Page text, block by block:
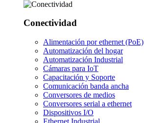
Conectividad
Alimentación por ethernet (PoE)
Automatización del hogar
Automatización Industrial
Cámaras para IoT
Capacitación y Soporte
Comunicación banda ancha
Conversores de medios
Conversores serial a ethernet
Dispositivos I/O